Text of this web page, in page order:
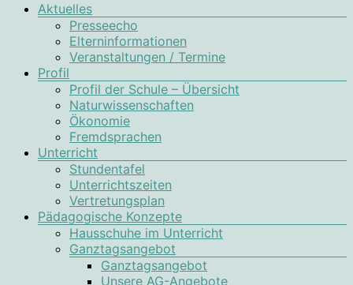
Aktuelles
Presseecho
Elterninformationen
Veranstaltungen / Termine
Profil
Profil der Schule – Übersicht
Naturwissenschaften
Ökonomie
Fremdsprachen
Unterricht
Stundentafel
Unterrichtszeiten
Vertretungsplan
Pädagogische Konzepte
Hausschuhe im Unterricht
Ganztagsangebot
Ganztagsangebot
Unsere AG-Angebote